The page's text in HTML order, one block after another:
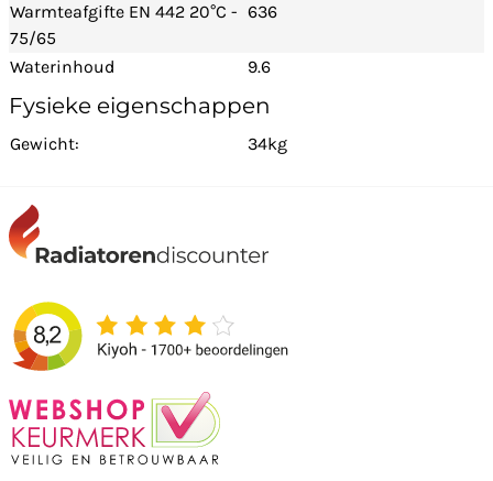
Warmteafgifte EN 442 20°C -
75/65
636
Waterinhoud 9.6
Fysieke eigenschappen
Gewicht: 34kg